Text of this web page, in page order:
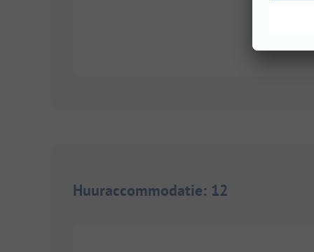
Huuraccommodatie: 12